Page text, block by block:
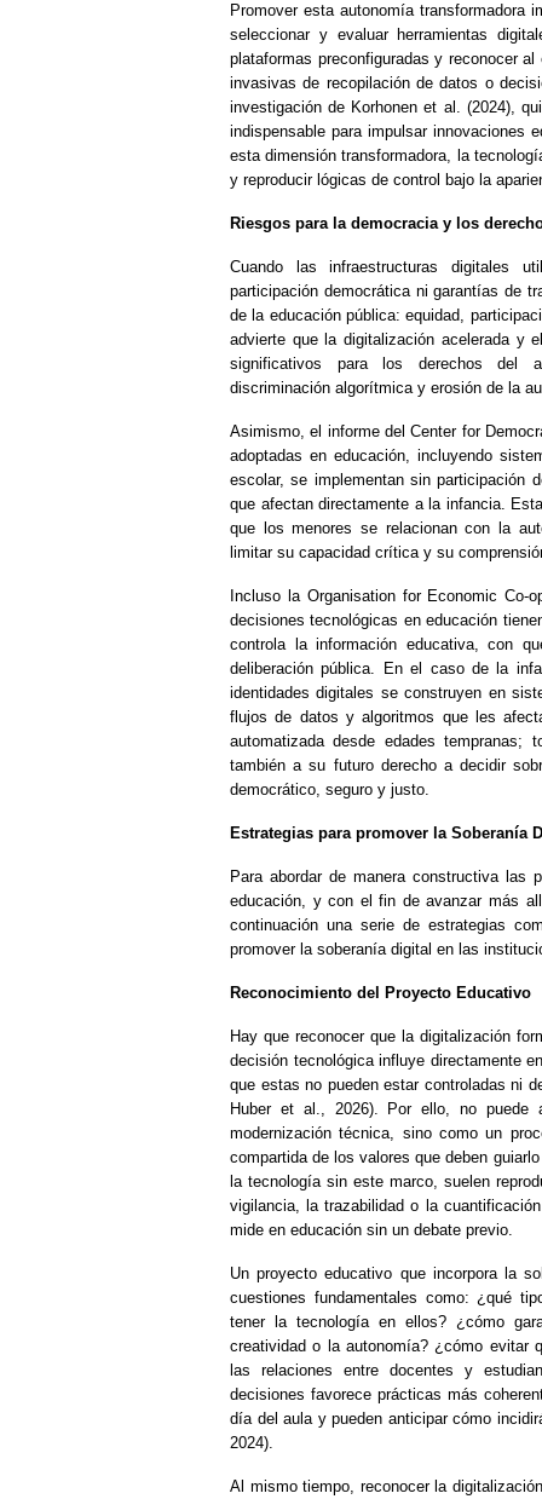
Promover esta autonomía transformadora
seleccionar y evaluar herramientas
plataformas preconfiguradas y reconocer
invasivas de recopilación de datos o
investigación de Korhonen et al. (2024),
indispensable para impulsar innovaciones
esta dimensión transformadora, la
y reproducir lógicas de control bajo la
Riesgos para la democracia y los
Cuando las infraestructuras digitales
participación democrática ni garantías de
de la educación pública: equidad,
advierte que la digitalización acelerada y
significativos para los derechos del
discriminación algorítmica y erosión de la
Asimismo, el informe del Center for
adoptadas en educación, incluyendo
escolar, se implementan sin participación
que afectan directamente a la infancia.
que los menores se relacionan con la
limitar su capacidad crítica y su
Incluso la Organisation for Economic Co-
decisiones tecnológicas en educación
controla la información educativa, con
deliberación pública. En el caso de la
identidades digitales se construyen en
flujos de datos y algoritmos que les
automatizada desde edades
también a su futuro derecho a decidir
democrático, seguro y justo.
Estrategias para promover la Soberanía
Para abordar de manera constructiva las
educación, y con el fin de avanzar más
continuación una serie de estrategias
promover la soberanía digital en las
Reconocimiento del Proyecto Educativo
Hay que reconocer que la digitalización
decisión tecnológica influye directamente
que estas no pueden estar controladas ni
Huber et al., 2026). Por ello, no puede
modernización técnica, sino como un
compartida de los valores que deben
la tecnología sin este marco, suelen
vigilancia, la trazabilidad o la
mide en educación sin un debate previo.
Un proyecto educativo que incorpora la
cuestiones fundamentales como: ¿qué
tener la tecnología en ellos? ¿cómo
creatividad o la autonomía? ¿cómo evitar
las relaciones entre docentes y
decisiones favorece prácticas más
día del aula y pueden anticipar cómo
2024).
Al mismo tiempo, reconocer la